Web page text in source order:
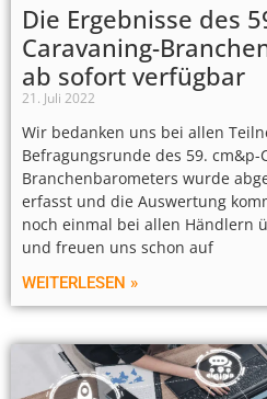
Die Ergebnisse des
Caravaning-
ab sofort verfügbar
21. Juli 2022
Wir bedanken uns bei allen
Befragungsrunde des 59. cm&p-
Branchenbarometers wurde
erfasst und die Auswertung
noch einmal bei allen Händlern
und freuen uns schon auf
WEITERLESEN »